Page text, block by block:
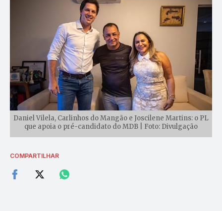
Daniel Vilela, Carlinhos do Mangão e Joscilene Martins: o PL
que apoia o pré-candidato do MDB | Foto: Divulgação
COMPARTILHAR